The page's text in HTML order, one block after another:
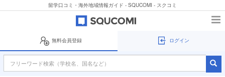
留学口コミ・海外地域情報ガイド - SQUCOMI - スクコミ
無料会員登録 ログイン